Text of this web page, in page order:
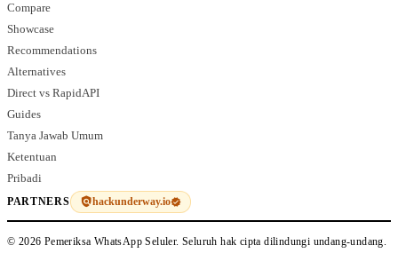
Compare
Showcase
Recommendations
Alternatives
Direct vs RapidAPI
Guides
Tanya Jawab Umum
Ketentuan
Pribadi
PARTNERS hackunderway.io
© 2026 Pemeriksa WhatsApp Seluler. Seluruh hak cipta dilindungi undang-undang.